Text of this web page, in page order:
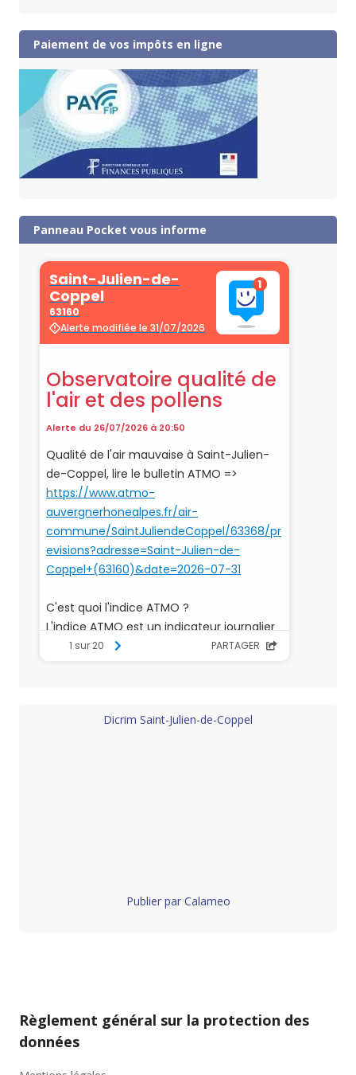
Paiement de vos impôts en ligne
Panneau Pocket vous informe
Dicrim Saint-Julien-de-Coppel
Publier par Calameo
Règlement général sur la protection des
données